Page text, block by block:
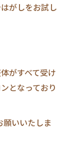
がしをお試し
がすべて受け
となっており
いいたしま